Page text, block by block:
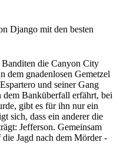
Django mit den besten
die Canyon City
dem gnadenlosen Gemetzel
und seiner Gang
Banküberfall erfährt, bei
gibt es für ihn nur ein
sich, dass ein anderer die
Jefferson. Gemeinsam
Jagd nach dem Mörder -